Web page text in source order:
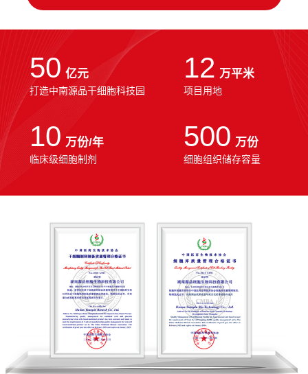
50 亿元
打造中南源品干细胞科技园
12 万平米
项目用地
10 万份/年
临床级细胞制剂
500 万份
细胞组织储存容量